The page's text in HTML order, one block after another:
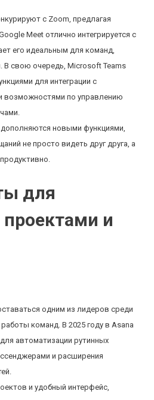
с Zoom, предлагая
Meet отлично интегрируется с
его идеальным для команд,
В свою очередь, Microsoft Teams
для интеграции с
возможностями по управлению
новыми функциями,
не просто видеть друг друга, а
для
и
одним из лидеров среди
команд. В 2025 году в Asana
автоматизации рутинных
и расширения
и удобный интерфейс,